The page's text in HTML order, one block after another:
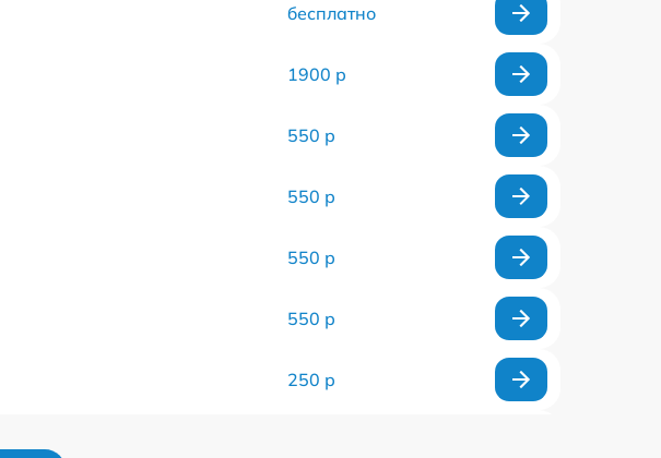
бесплатно
1900 р
550 р
550 р
550 р
550 р
250 р